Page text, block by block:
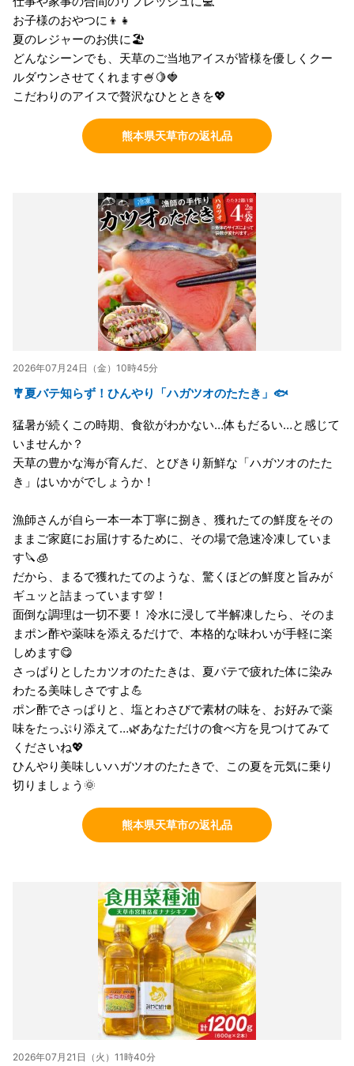
お子様のおやつに👦👧
夏のレジャーのお供に🏖️
どんなシーンでも、天草のご当地アイスが皆様を優しくクー
ルダウンさせてくれます🍧🍋🍓
こだわりのアイスで贅沢なひとときを💖
熊本県天草市の返礼品
2026年07月24日（金）10時45分
🎐夏バテ知らず！ひんやり「ハガツオのたたき」🐟
猛暑が続くこの時期、食欲がわかない…体もだるい…と感じて
いませんか？
天草の豊かな海が育んだ、とびきり新鮮な「ハガツオのたた
き」はいかがでしょうか！
漁師さんが自ら一本一本丁寧に捌き、獲れたての鮮度をその
ままご家庭にお届けするために、その場で急速冷凍していま
す🔪🧊
だから、まるで獲れたてのような、驚くほどの鮮度と旨みが
ギュッと詰まっています💯！
面倒な調理は一切不要！ 冷水に浸して半解凍したら、そのま
まポン酢や薬味を添えるだけで、本格的な味わいが手軽に楽
しめます😋
さっぱりとしたカツオのたたきは、夏バテで疲れた体に染み
わたる美味しさですよ💪
ポン酢でさっぱりと、塩とわさびで素材の味を、お好みで薬
味をたっぷり添えて…🌿あなただけの食べ方を見つけてみて
くださいね💖
ひんやり美味しいハガツオのたたきで、この夏を元気に乗り
切りましょう🌞
熊本県天草市の返礼品
2026年07月21日（火）11時40分